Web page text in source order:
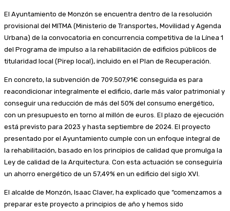
El Ayuntamiento de Monzón se encuentra dentro de la resolución
provisional del MITMA (Ministerio de Transportes, Movilidad y Agenda
Urbana) de la convocatoria en concurrencia competitiva de la Línea 1
del Programa de impulso a la rehabilitación de edificios públicos de
titularidad local (Pirep local), incluido en el Plan de Recuperación.
En concreto, la subvención de 709.507,91€ conseguida es para
reacondicionar integralmente el edificio, darle más valor patrimonial y
conseguir una reducción de más del 50% del consumo energético,
con un presupuesto en torno al millón de euros. El plazo de ejecución
está previsto para 2023 y hasta septiembre de 2024. El proyecto
presentado por el Ayuntamiento cumple con un enfoque integral de
la rehabilitación, basado en los principios de calidad que promulga la
Ley de calidad de la Arquitectura. Con esta actuación se conseguiría
un ahorro energético de un 57,49% en un edificio del siglo XVI.
El alcalde de Monzón, Isaac Claver, ha explicado que “comenzamos a
preparar este proyecto a principios de año y hemos sido